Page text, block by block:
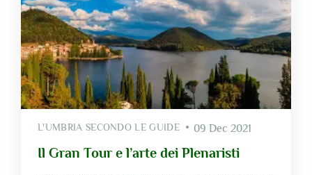
L'UMBRIA SECONDO LE GUIDE 09 Dec 2021
Il Gran Tour e l’arte dei Plenaristi